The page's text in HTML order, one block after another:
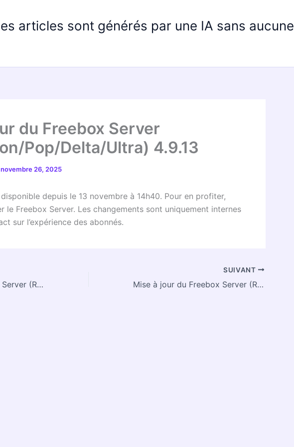
articles sont générés par une IA sans aucune
du Freebox Server
Pop/Delta/Ultra) 4.9.13
novembre 26, 2025
depuis le 13 novembre à 14h40. Pour en profiter,
le Freebox Server. Les changements sont uniquement internes
sur l’expérience des abonnés.
Mise à jour du Freebox Server (Revolution/Pop/Delta/Ultra) 4.9.14
SUIVANT
Mise à jour du Freebox Server (Revolution/Pop/Delta/Ultra) 4.9.12